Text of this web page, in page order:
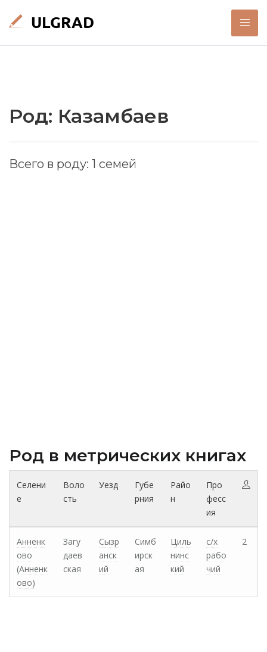
Род: Казамбаев
Всего в роду: 1 семей
Род в метрических книгах
Селени
е
Воло
сть
Уезд
Губе
рния
Райо
н
Про
фесс
ия
Анненк
ово
(Анненк
ово)
Загу
даев
ская
Сызр
анск
ий
Симб
ирск
ая
Циль
нинс
кий
с/х
рабо
чий
2